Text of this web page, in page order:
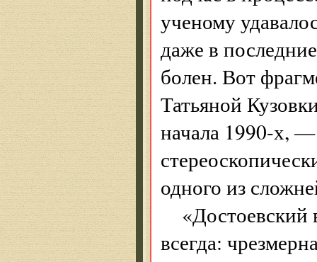
ученому
даже в
болен. Вот
Татьяной
начала 1990-х, —
одного из
«Достоевский
всегда: